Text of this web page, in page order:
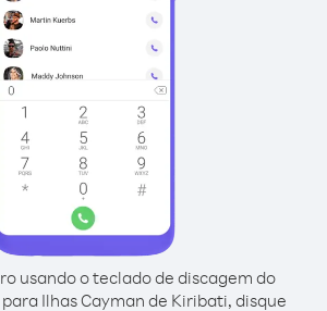
usando o teclado de discagem do
Ilhas Cayman de Kiribati, disque